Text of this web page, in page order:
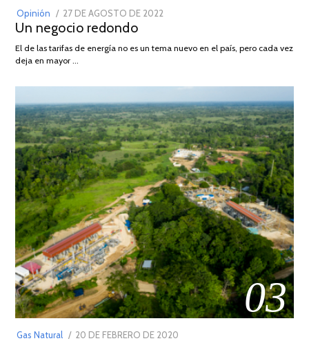
Opinión
POSTED
ON
27 DE AGOSTO DE 2022
DE
Un negocio redondo
El de las tarifas de energía no es un tema nuevo en el país, pero cada vez
deja en mayor …
03
Gas Natural
POSTED
20 DE FEBRERO DE 2020